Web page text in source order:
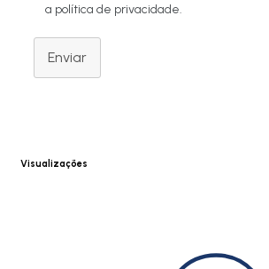
a política de privacidade.
Enviar
Visualizações